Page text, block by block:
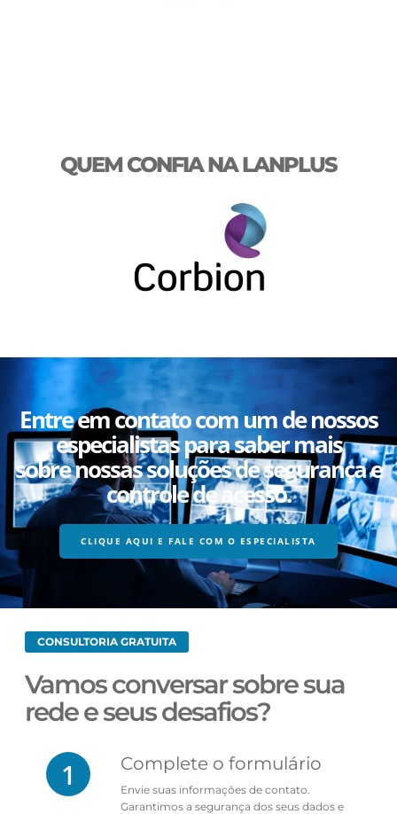
QUEM CONFIA NA LANPLUS
Entre em contato com um de nossos
especialistas para saber mais
sobre nossas soluções de segurança e
controle de acesso.
CLIQUE AQUI E FALE COM O ESPECIALISTA
CONSULTORIA GRATUITA
Vamos conversar sobre sua
rede e seus desafios?
1 Complete o formulário
Envie suas informações de contato.
Garantimos a segurança dos seus dados e